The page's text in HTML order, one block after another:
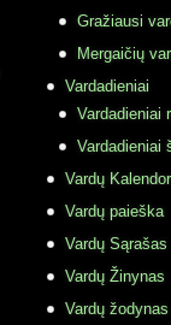
Gražiausi
Mergaičių
Vardadieniai
Vardadieniai
Vardadieniai
Vardų
Vardų paieška
Vardų Sąrašas
Vardų Žinynas
Vardų